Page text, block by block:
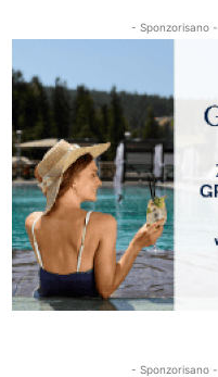
- Sponzorisano -
- Sponzorisano -